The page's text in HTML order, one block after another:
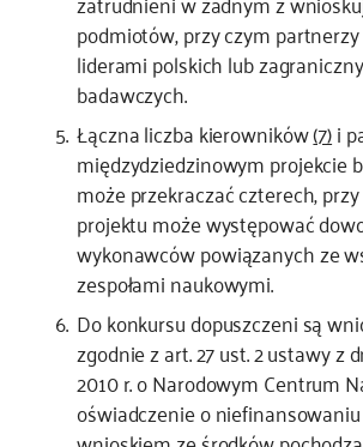
podmiotów, przy czym
liderami polskich lub
badawczych.
Łączna liczba kierowników(7)i
międzydziedzinowym projekcie
może przekraczać czterech,
projektu może występować
wykonawców powiązanych ze
zespołami naukowymi.
Do konkursu dopuszczeni są
zgodnie z art. 27 ust. 2 ustawy z
2010 r. o Narodowym Centrum
oświadczenie o